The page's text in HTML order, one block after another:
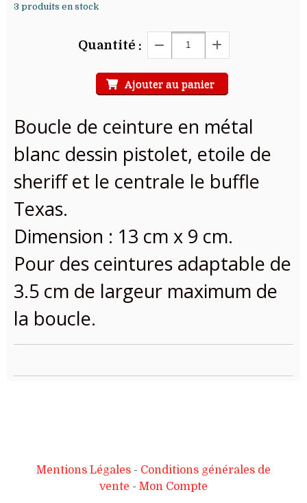
3 produits en stock
Quantité :
Ajouter au panier
Boucle de ceinture en métal
blanc dessin pistolet, etoile de
sheriff et le centrale le buffle
Texas.
Dimension : 13 cm x 9 cm.
Pour des ceintures adaptable de
3.5 cm de largeur maximum de
la boucle.
Mentions Légales
Conditions générales de
vente
Mon Compte